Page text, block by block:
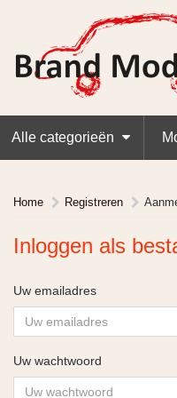
Alle categorieën
Home Registreren
Inloggen als
Uw emailadres
Uw wachtwoord